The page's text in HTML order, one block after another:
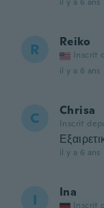
R Reiko
Inscrit
il y a 6 ans
C Chrisa
Inscrit
il y a 6 ans
I Ina
Inscrit